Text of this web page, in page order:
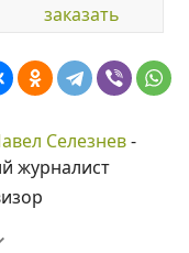
заказать
Селезнев-
журналист